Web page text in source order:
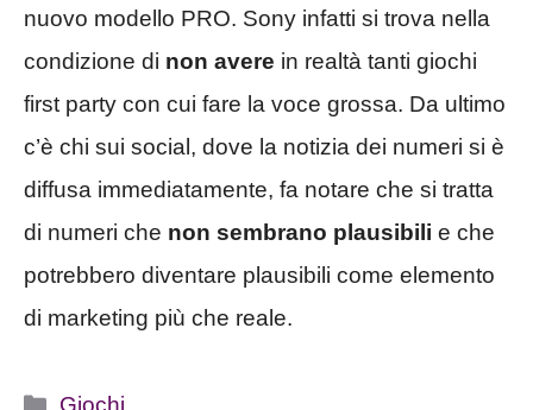
nuovo modello PRO. Sony infatti si trova nella
condizione di non avere in realtà tanti giochi
first party con cui fare la voce grossa. Da ultimo
c’è chi sui social, dove la notizia dei numeri si è
diffusa immediatamente, fa notare che si tratta
di numeri che non sembrano plausibili e che
potrebbero diventare plausibili come elemento
di marketing più che reale.
Categorie
Giochi